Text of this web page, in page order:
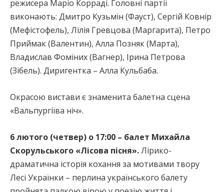
режисера Маріо Корраді. Головні партії
виконають: Дмитро Кузьмін (Фауст), Сергій Ковнір
(Мефістофель), Лілія Гревцова (Маргарита), Петро
Приймак (Валентин), Алла Позняк (Марта),
Владислав Фоміних (Вагнер), Ірина Петрова
(Зібель). Диригентка – Алла Кульбаба.
Окрасою вистави є знаменита балетна сцена
«Вальпургіїва ніч».
6 лютого (четвер) о 17:00 – балет Михайла
Скорульського «Лісова пісня».Лірико-
драматична історія кохання за мотивами твору
Лесі Українки – перлина українського балету